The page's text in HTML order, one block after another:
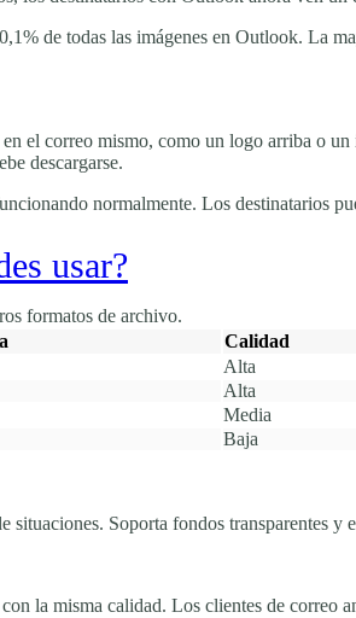
de todas las imágenes en Outlook. La
el correo mismo, como un logo arriba o
descargarse.
normalmente. Los destinatarios
usar?
formatos de archivo.
Calidad
Alta
Alta
Media
Baja
Soporta fondos transparentes y
la misma calidad. Los clientes de correo